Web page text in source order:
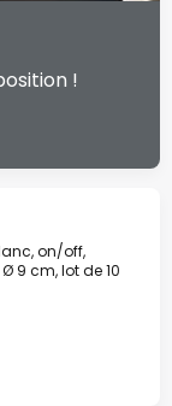
!
on/off,
9 cm, lot de 10